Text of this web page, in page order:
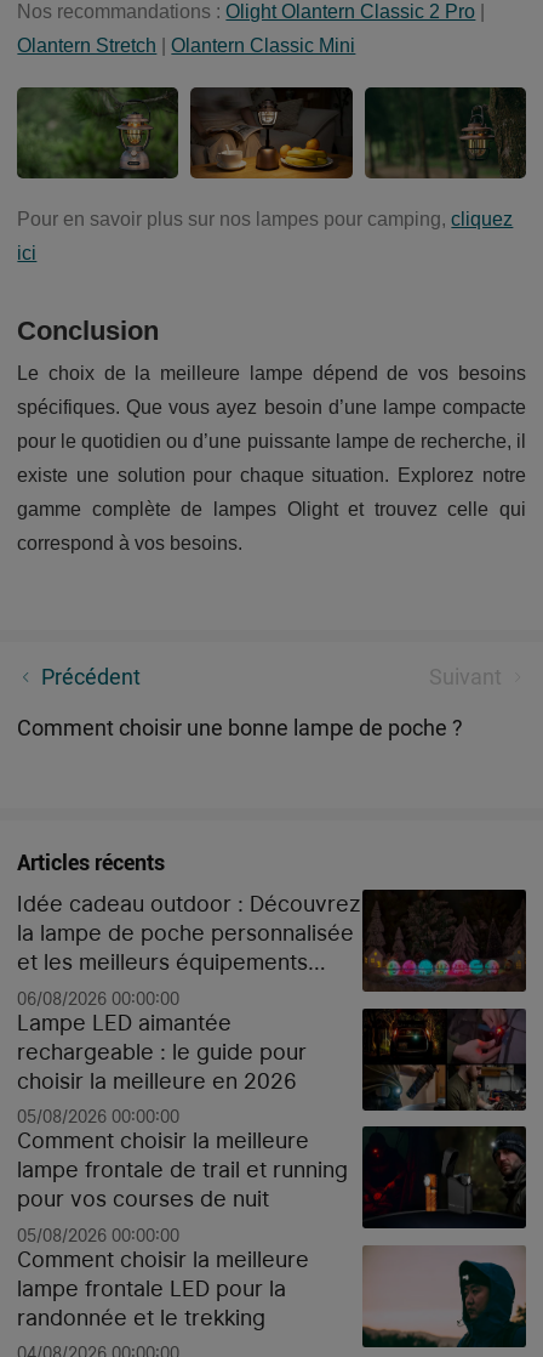
Nos recommandations :Olight Olantern Classic 2 Pro
Olantern Stretch |Olantern Classic Mini
Pour en savoir plus sur nos lampes pour camping,cliquez
ici
Conclusion
Le choix de la meilleure lampe dépend de vos besoins
spécifiques. Que vous ayez besoin d’une lampe compacte
pour le quotidien ou d’une puissante lampe de recherche, il
existe une solution pour chaque situation. Explorez notre
gamme complète de lampes Olight et trouvez celle qui
correspond à vos besoins.
Précédent Suivant
Ouverture Officielle du Premier Olight Experience
Comment choisir une bonne lampe de poche ?
Articles récents
Idée cadeau outdoor : Découvrez
la lampe de poche personnalisée
et les meilleurs équipements
high-tech pour Noël
06/08/2026 00:00:00
Lampe LED aimantée
rechargeable : le guide pour
choisir la meilleure en 2026
05/08/2026 00:00:00
Comment choisir la meilleure
lampe frontale de trail et running
pour vos courses de nuit
05/08/2026 00:00:00
Comment choisir la meilleure
lampe frontale LED pour la
randonnée et le trekking
04/08/2026 00:00:00